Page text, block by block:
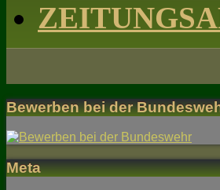
Bewerben bei der
Meta